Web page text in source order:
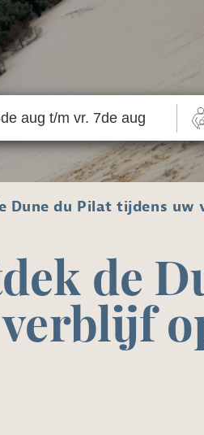
Dune du Pilat tijdens uw
de
verblijf